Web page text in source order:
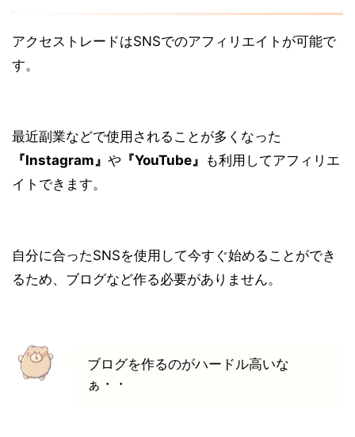
アクセストレードはSNSでのアフィリエイトが可能で
す。
最近副業などで使用されることが多くなった
『Instagram』 や 『YouTube』 も利用してアフィリエ
イトできます。
自分に合ったSNSを使用して今すぐ始めることができ
るため、ブログなど作る必要がありません。
ブログを作るのがハードル高いな
ぁ・・